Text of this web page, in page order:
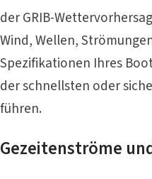
der GRIB-
Wind, Wellen,
Spezifikationen Ihres
der schnellsten oder
führen.
Gezeitenströme